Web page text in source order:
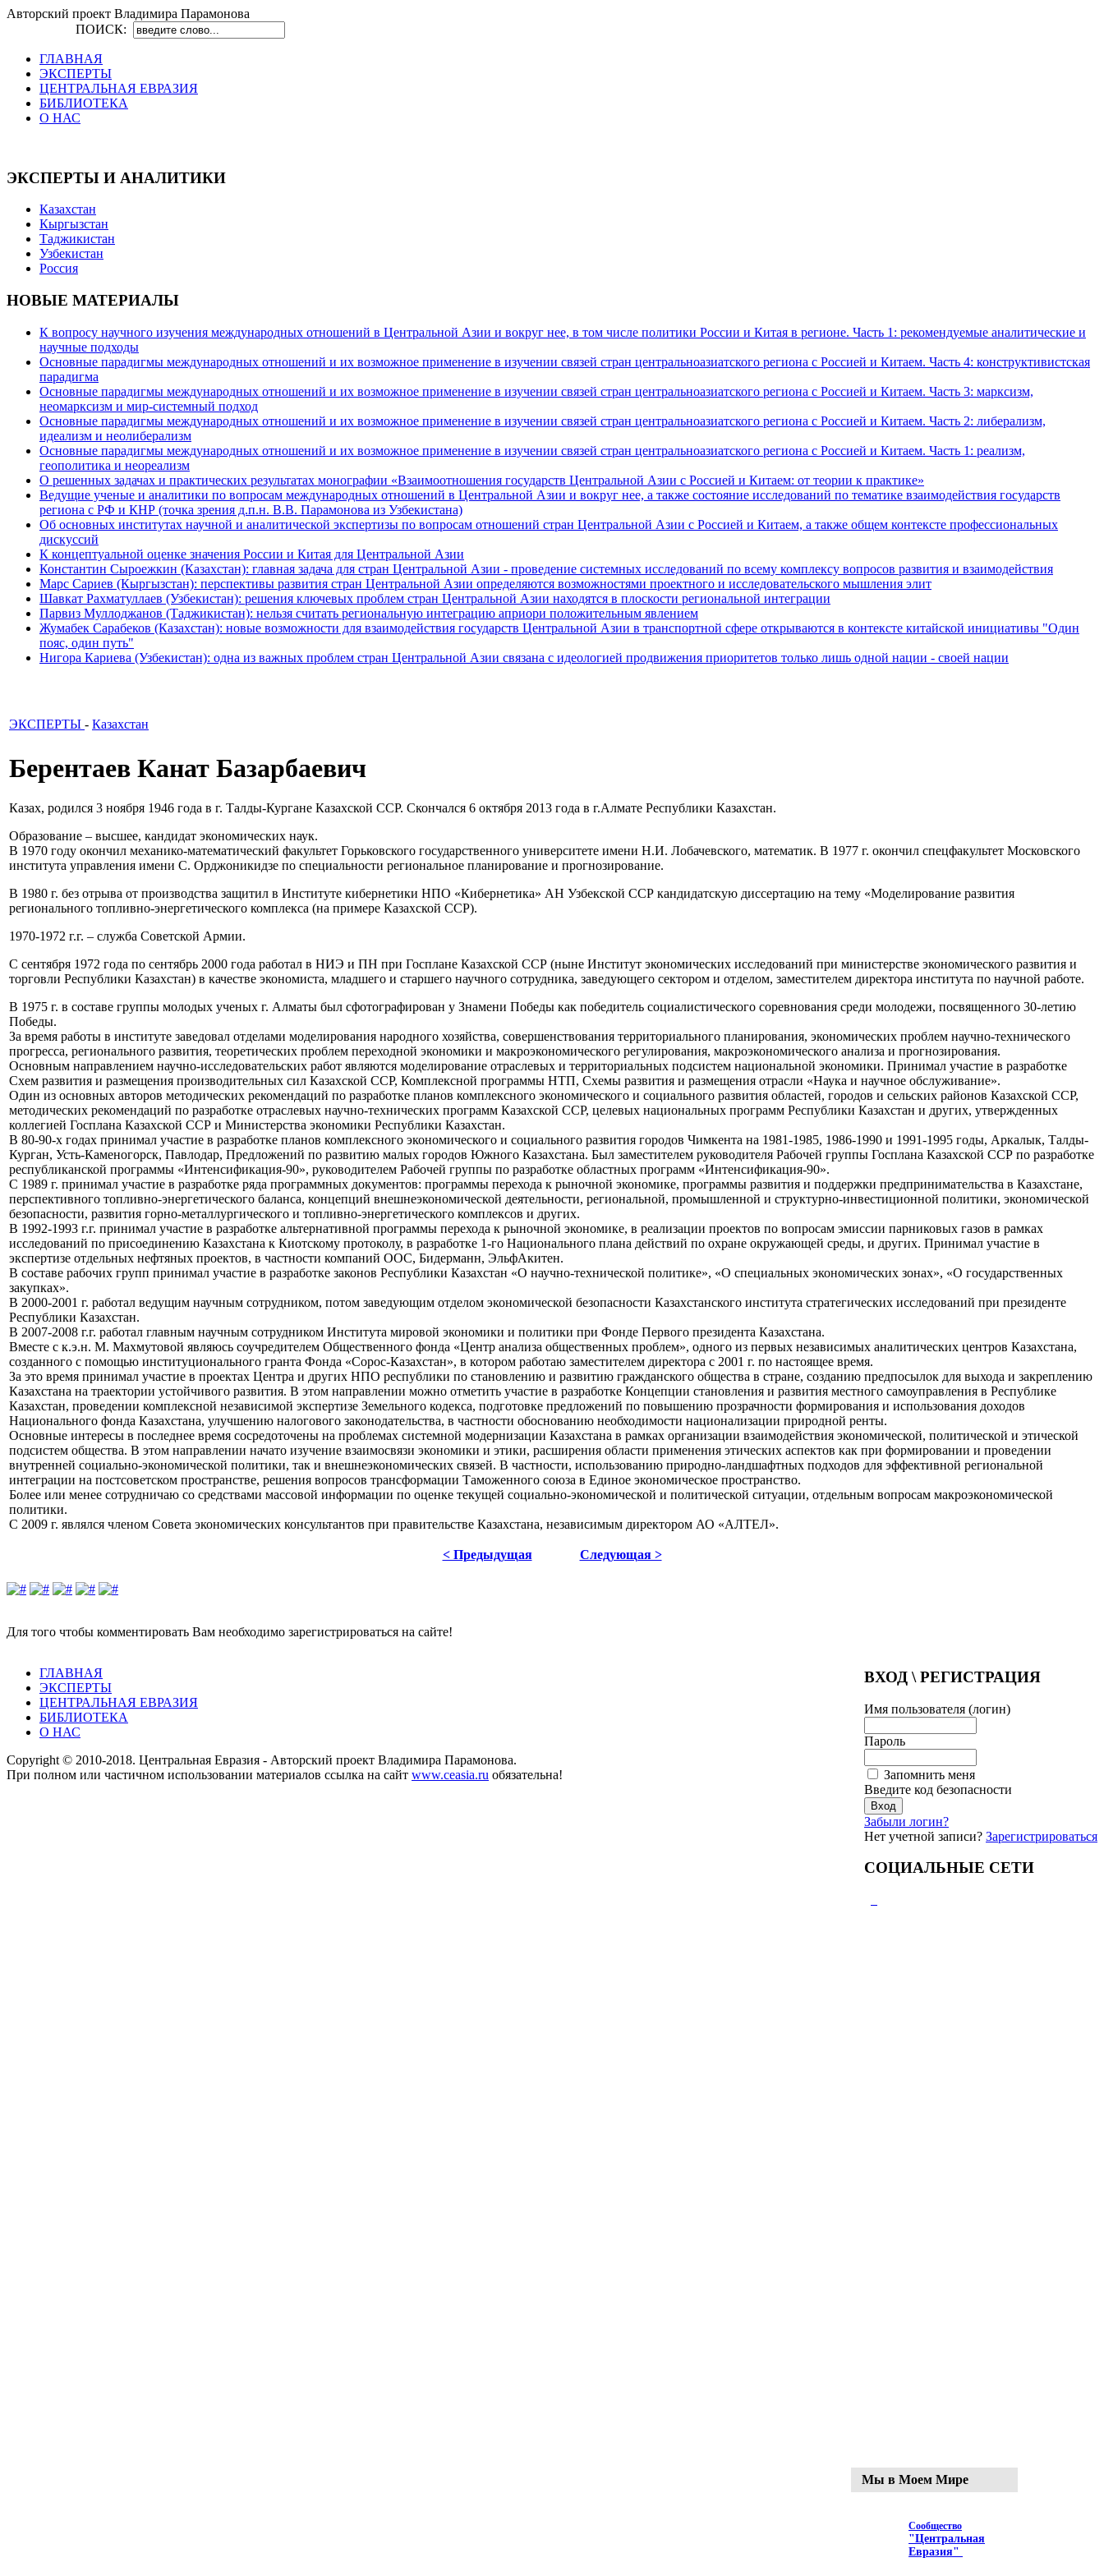
Авторский проект Владимира Парамонова
ПОИСК:
ГЛАВНАЯ
ЭКСПЕРТЫ
ЦЕНТРАЛЬНАЯ ЕВРАЗИЯ
БИБЛИОТЕКА
О НАС
ЭКСПЕРТЫ И АНАЛИТИКИ
Казахстан
Кыргызстан
Таджикистан
Узбекистан
Россия
НОВЫЕ МАТЕРИАЛЫ
К вопросу научного изучения международных отношений в Центральной Азии и вокруг нее, в том числе политики России и Китая в регионе. Часть 1: рекомендуемые аналитические и
научные подходы
Основные парадигмы международных отношений и их возможное применение в изучении связей стран центральноазиатского региона с Россией и Китаем. Часть 4: конструктивистская
парадигма
Основные парадигмы международных отношений и их возможное применение в изучении связей стран центральноазиатского региона с Россией и Китаем. Часть 3: марксизм,
неомарксизм и мир-системный подход
Основные парадигмы международных отношений и их возможное применение в изучении связей стран центральноазиатского региона с Россией и Китаем. Часть 2: либерализм,
идеализм и неолиберализм
Основные парадигмы международных отношений и их возможное применение в изучении связей стран центральноазиатского региона с Россией и Китаем. Часть 1: реализм,
геополитика и неореализм
О решенных задачах и практических результатах монографии «Взаимоотношения государств Центральной Азии с Россией и Китаем: от теории к практике»
Ведущие ученые и аналитики по вопросам международных отношений в Центральной Азии и вокруг нее, а также состояние исследований по тематике взаимодействия государств
региона с РФ и КНР (точка зрения д.п.н. В.В. Парамонова из Узбекистана)
Об основных институтах научной и аналитической экспертизы по вопросам отношений стран Центральной Азии с Россией и Китаем, а также общем контексте профессиональных
дискуссий
К концептуальной оценке значения России и Китая для Центральной Азии
Константин Сыроежкин (Казахстан): главная задача для стран Центральной Азии - проведение системных исследований по всему комплексу вопросов развития и взаимодействия
Марс Сариев (Кыргызстан): перспективы развития стран Центральной Азии определяются возможностями проектного и исследовательского мышления элит
Шавкат Рахматуллаев (Узбекистан): решения ключевых проблем стран Центральной Азии находятся в плоскости региональной интеграции
Парвиз Муллоджанов (Таджикистан): нельзя считать региональную интеграцию априори положительным явлением
Жумабек Сарабеков (Казахстан): новые возможности для взаимодействия государств Центральной Азии в транспортной сфере открываются в контексте китайской инициативы "Один
пояс, один путь"
Нигора Кариева (Узбекистан): одна из важных проблем стран Центральной Азии связана с идеологией продвижения приоритетов только лишь одной нации - своей нации
ЭКСПЕРТЫ - Казахстан
Берентаев Канат Базарбаевич
Казах, родился 3 ноября 1946 года в г. Талды-Кургане Казахской ССР. Скончался 6 октября 2013 года в г.Алмате Республики Казахстан.
Образование – высшее, кандидат экономических наук.
В 1970 году окончил механико-математический факультет Горьковского государственного университете имени Н.И. Лобачевского, математик. В 1977 г. окончил спецфакультет Московского
института управления имени С. Орджоникидзе по специальности региональное планирование и прогнозирование.
В 1980 г. без отрыва от производства защитил в Институте кибернетики НПО «Кибернетика» АН Узбекской ССР кандидатскую диссертацию на тему «Моделирование развития
регионального топливно-энергетического комплекса (на примере Казахской ССР).
1970-1972 г.г. – служба Советской Армии.
С сентября 1972 года по сентябрь 2000 года работал в НИЭ и ПН при Госплане Казахской ССР (ныне Институт экономических исследований при министерстве экономического развития и
торговли Республики Казахстан) в качестве экономиста, младшего и старшего научного сотрудника, заведующего сектором и отделом, заместителем директора института по научной работе.
В 1975 г. в составе группы молодых ученых г. Алматы был сфотографирован у Знамени Победы как победитель социалистического соревнования среди молодежи, посвященного 30-летию
Победы.
За время работы в институте заведовал отделами моделирования народного хозяйства, совершенствования территориального планирования, экономических проблем научно-технического
прогресса, регионального развития, теоретических проблем переходной экономики и макроэкономического регулирования, макроэкономического анализа и прогнозирования.
Основным направлением научно-исследовательских работ являются моделирование отраслевых и территориальных подсистем национальной экономики. Принимал участие в разработке
Схем развития и размещения производительных сил Казахской ССР, Комплексной программы НТП, Схемы развития и размещения отрасли «Наука и научное обслуживание».
Один из основных авторов методических рекомендаций по разработке планов комплексного экономического и социального развития областей, городов и сельских районов Казахской ССР,
методических рекомендаций по разработке отраслевых научно-технических программ Казахской ССР, целевых национальных программ Республики Казахстан и других, утвержденных
коллегией Госплана Казахской ССР и Министерства экономики Республики Казахстан.
В 80-90-х годах принимал участие в разработке планов комплексного экономического и социального развития городов Чимкента на 1981-1985, 1986-1990 и 1991-1995 годы, Аркалык, Талды-
Курган, Усть-Каменогорск, Павлодар, Предложений по развитию малых городов Южного Казахстана. Был заместителем руководителя Рабочей группы Госплана Казахской ССР по разработке
республиканской программы «Интенсификация-90», руководителем Рабочей группы по разработке областных программ «Интенсификация-90».
С 1989 г. принимал участие в разработке ряда программных документов: программы перехода к рыночной экономике, программы развития и поддержки предпринимательства в Казахстане,
перспективного топливно-энергетического баланса, концепций внешнеэкономической деятельности, региональной, промышленной и структурно-инвестиционной политики, экономической
безопасности, развития горно-металлургического и топливно-энергетического комплексов и других.
В 1992-1993 г.г. принимал участие в разработке альтернативной программы перехода к рыночной экономике, в реализации проектов по вопросам эмиссии парниковых газов в рамках
исследований по присоединению Казахстана к Киотскому протоколу, в разработке 1-го Национального плана действий по охране окружающей среды, и других. Принимал участие в
экспертизе отдельных нефтяных проектов, в частности компаний ООС, Бидерманн, ЭльфАкитен.
В составе рабочих групп принимал участие в разработке законов Республики Казахстан «О научно-технической политике», «О специальных экономических зонах», «О государственных
закупках».
В 2000-2001 г. работал ведущим научным сотрудником, потом заведующим отделом экономической безопасности Казахстанского института стратегических исследований при президенте
Республики Казахстан.
В 2007-2008 г.г. работал главным научным сотрудником Института мировой экономики и политики при Фонде Первого президента Казахстана.
Вместе с к.э.н. М. Махмутовой являюсь соучредителем Общественного фонда «Центр анализа общественных проблем», одного из первых независимых аналитических центров Казахстана,
созданного с помощью институционального гранта Фонда «Сорос-Казахстан», в котором работаю заместителем директора с 2001 г. по настоящее время.
За это время принимал участие в проектах Центра и других НПО республики по становлению и развитию гражданского общества в стране, созданию предпосылок для выхода и закреплению
Казахстана на траектории устойчивого развития. В этом направлении можно отметить участие в разработке Концепции становления и развития местного самоуправления в Республике
Казахстан, проведении комплексной независимой экспертизе Земельного кодекса, подготовке предложений по повышению прозрачности формирования и использования доходов
Национального фонда Казахстана, улучшению налогового законодательства, в частности обоснованию необходимости национализации природной ренты.
Основные интересы в последнее время сосредоточены на проблемах системной модернизации Казахстана в рамках организации взаимодействия экономической, политической и этической
подсистем общества. В этом направлении начато изучение взаимосвязи экономики и этики, расширения области применения этических аспектов как при формировании и проведении
внутренней социально-экономической политики, так и внешнеэкономических связей. В частности, использованию природно-ландшафтных подходов для эффективной региональной
интеграции на постсоветском пространстве, решения вопросов трансформации Таможенного союза в Единое экономическое пространство.
Более или менее сотрудничаю со средствами массовой информации по оценке текущей социально-экономической и политической ситуации, отдельным вопросам макроэкономической
политики.
С 2009 г. являлся членом Совета экономических консультантов при правительстве Казахстана, независимым директором АО «АЛТЕЛ».
< Предыдущая Следующая >
Для того чтобы комментировать Вам необходимо зарегистрироваться на сайте!
ВХОД \ РЕГИСТРАЦИЯ
Имя пользователя (логин)
Пароль
Запомнить меня
Введите код безопасности
Забыли логин?
Нет учетной записи? Зарегистрироваться
СОЦИАЛЬНЫЕ СЕТИ
Мы в Моем Мире
Сообщество
"Центральная
Евразия"
ГЛАВНАЯ
ЭКСПЕРТЫ
ЦЕНТРАЛЬНАЯ ЕВРАЗИЯ
БИБЛИОТЕКА
О НАС
Copyright © 2010-2018. Центральная Евразия - Авторский проект Владимира Парамонова.
При полном или частичном использовании материалов ссылка на сайт www.ceasia.ru обязательна!